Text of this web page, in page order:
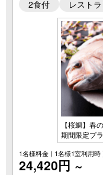
2食付 レスト
【桜鯛】春
期間限定プ
1名様料金( 1名様1室利用時
24,420円 ～